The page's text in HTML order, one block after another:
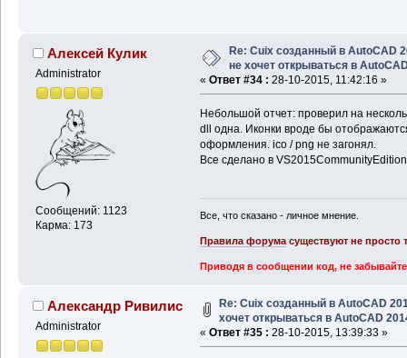
Алексей Кулик
Administrator
Сообщений: 1123
Карма: 173
Re: Cuix созданный в AutoCAD
не хочет открываться в
« Ответ #34 : 28-10-2015, 11:42:16 »
Небольшой отчет: проверил на
dll одна. Иконки вроде бы
оформления. ico / png не загонял.
Все сделано в VS2015CommunityEdition
Все, что сказано - личное мнение.
Правила форумасуществуют не просто
Приводя в сообщении код, не
Александр Ривилис
Administrator
Re: Cuix созданный в AutoCAD
хочет открываться в AutoCAD
« Ответ #35 : 28-10-2015, 13:39:33 »